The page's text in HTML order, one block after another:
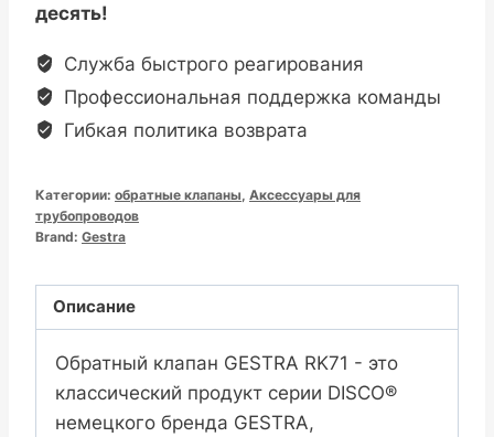
десять!
Служба быстрого реагирования
Профессиональная поддержка команды
Гибкая политика возврата
Категории: обратные клапаны, Аксессуары для
трубопроводов
Brand: Gestra
Описание
Обратный клапан GESTRA RK71 - это
классический продукт серии DISCO®
немецкого бренда GESTRA,